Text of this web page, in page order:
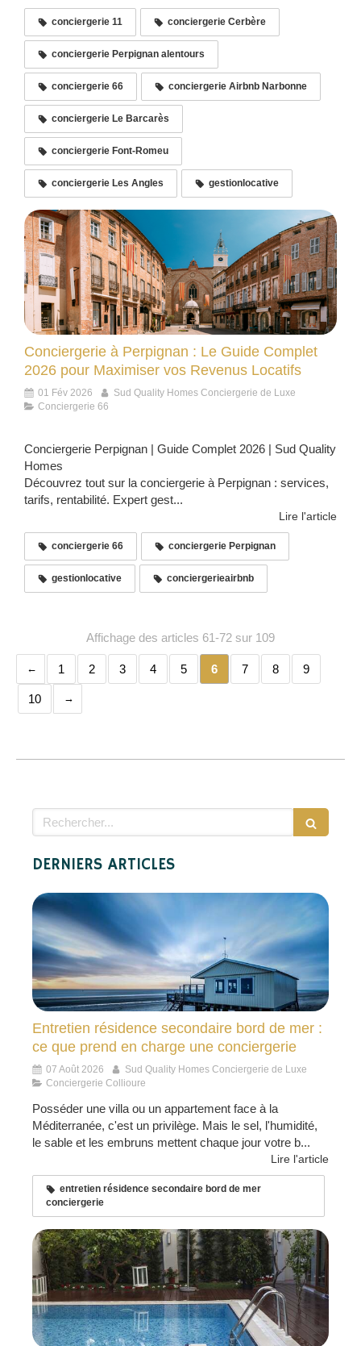
conciergerie 11 conciergerie Cerbère
conciergerie Perpignan alentours
conciergerie 66 conciergerie Airbnb Narbonne
conciergerie Le Barcarès
conciergerie Font-Romeu
conciergerie Les Angles gestionlocative
Conciergerie à Perpignan : Le Guide Complet
2026 pour Maximiser vos Revenus Locatifs
01 Fév 2026
Sud Quality Homes Conciergerie de Luxe
Conciergerie 66
Conciergerie Perpignan | Guide Complet 2026 | Sud Quality
Homes
Découvrez tout sur la conciergerie à Perpignan : services,
tarifs, rentabilité. Expert gest...
Lire l'article
conciergerie 66 conciergerie Perpignan
gestionlocative conciergerieairbnb
Affichage des articles 61-72 sur 109
1 2 3 4 5 6 7 8 9
10
Rechercher
DERNIERS ARTICLES
Entretien résidence secondaire bord de mer :
ce que prend en charge une conciergerie
07 Août 2026
Sud Quality Homes Conciergerie de Luxe
Conciergerie Collioure
Posséder une villa ou un appartement face à la
Méditerranée, c'est un privilège. Mais le sel, l'humidité,
le sable et les embruns mettent chaque jour votre b...
Lire l'article
entretien résidence secondaire bord de mer
conciergerie